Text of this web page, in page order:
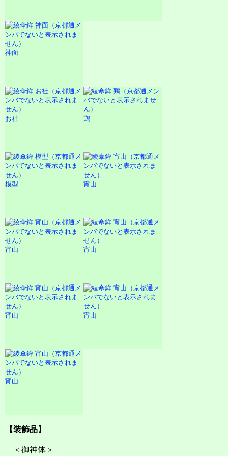
神面
お社 鶏
模型 宵山
宵山 宵山
宵山 宵山
宵山
【装飾品】
＜御神体＞